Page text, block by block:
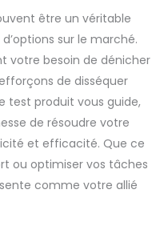
être un véritable
sur le marché.
votre besoin de dénicher
de disséquer
test produit vous guide,
de résoudre votre
et efficacité. Que ce
ou optimiser vos tâches
comme votre allié